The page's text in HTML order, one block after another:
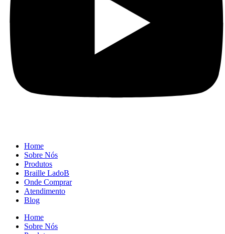
Home
Sobre Nós
Produtos
Braille LadoB
Onde Comprar
Atendimento
Blog
Home
Sobre Nós